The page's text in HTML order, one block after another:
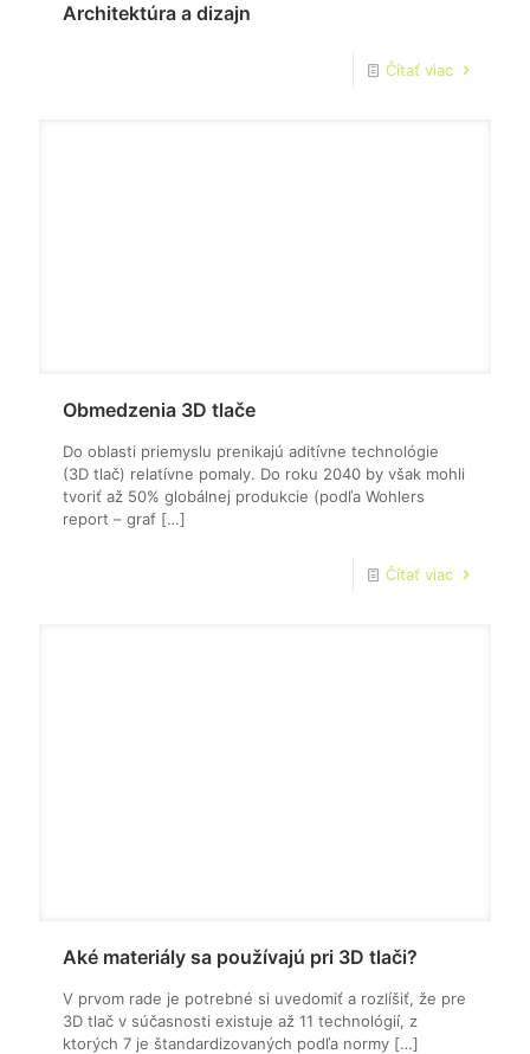
Architektúra a dizajn
Čítať viac
Obmedzenia 3D tlače
Do oblasti priemyslu prenikajú aditívne technológie
(3D tlač) relatívne pomaly. Do roku 2040 by však mohli
tvoriť až 50% globálnej produkcie (podľa Wohlers
report – graf […]
Čítať viac
Aké materiály sa používajú pri 3D tlači?
V prvom rade je potrebné si uvedomiť a rozlíšiť, že pre
3D tlač v súčasnosti existuje až 11 technológií, z
ktorých 7 je štandardizovaných podľa normy […]